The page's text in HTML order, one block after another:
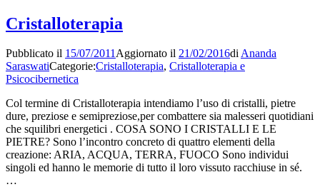
Cristalloterapia
Pubblicato il 15/07/2011Aggiornato il 21/02/2016diAnanda
SaraswatiCategorie:Cristalloterapia, Cristalloterapia e
Psicocibernetica
Col termine di Cristalloterapia intendiamo l’uso di cristalli, pietre
dure, preziose e semipreziose,per combattere sia malesseri quotidiani
che squilibri energetici . COSA SONO I CRISTALLI E LE
PIETRE? Sono l’incontro concreto di quattro elementi della
creazione: ARIA, ACQUA, TERRA, FUOCO Sono individui
singoli ed hanno le memorie di tutto il loro vissuto racchiuse in sé.
…